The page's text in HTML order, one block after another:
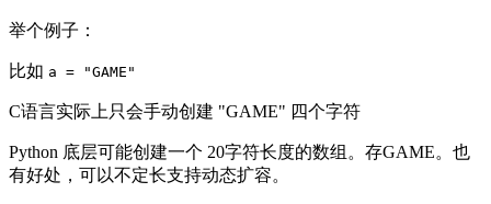
举个例子：
比如 a = "GAME"
C语言实际上只会手动创建 "GAME" 四个字符
Python 底层可能创建一个 20字符长度的数组。存GAME。也
有好处，可以不定长支持动态扩容。